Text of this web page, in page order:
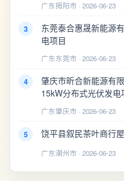
广东揭阳市 · 2026-06-23
3
东莞泰合惠晟新能源
电项目
广东东莞市 · 2026-06-23
4
肇庆市昕合新能源有
15kW分布式光伏发电
广东肇庆市 · 2026-06-23
5 饶平县叙民茶叶商行
广东潮州市 · 2026-06-23